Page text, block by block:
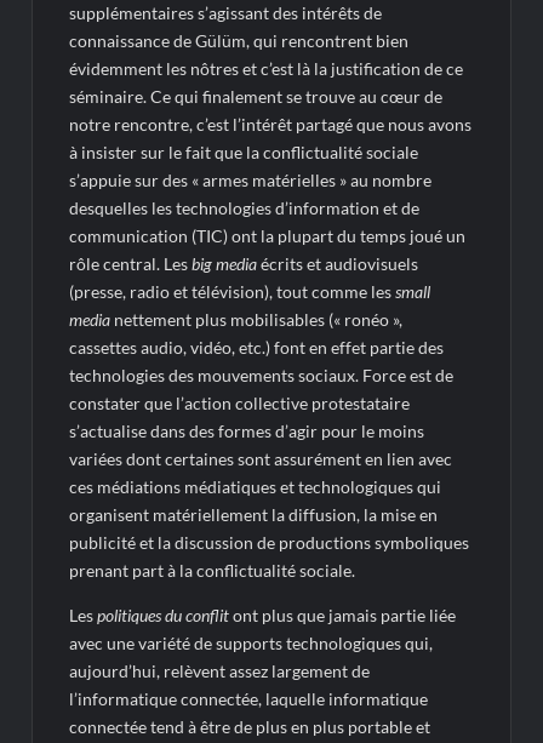
supplémentaires s’agissant des intérêts de
connaissance de Gülüm, qui rencontrent bien
évidemment les nôtres et c’est là la justification de ce
séminaire. Ce qui finalement se trouve au cœur de
notre rencontre, c’est l’intérêt partagé que nous avons
à insister sur le fait que la conflictualité sociale
s’appuie sur des « armes matérielles » au nombre
desquelles les technologies d’information et de
communication (TIC) ont la plupart du temps joué un
rôle central. Lesbig mediaécrits et audiovisuels
(presse, radio et télévision), tout comme lessmall
media nettement plus mobilisables (« ronéo »,
cassettes audio, vidéo, etc.) font en effet partie des
technologies des mouvements sociaux. Force est de
constater que l’action collective protestataire
s’actualise dans des formes d’agir pour le moins
variées dont certaines sont assurément en lien avec
ces médiations médiatiques et technologiques qui
organisent matériellement la diffusion, la mise en
publicité et la discussion de productions symboliques
prenant part à la conflictualité sociale.
Lespolitiques du conflitont plus que jamais partie liée
avec une variété de supports technologiques qui,
aujourd’hui, relèvent assez largement de
l’informatique connectée, laquelle informatique
connectée tend à être de plus en plus portable et